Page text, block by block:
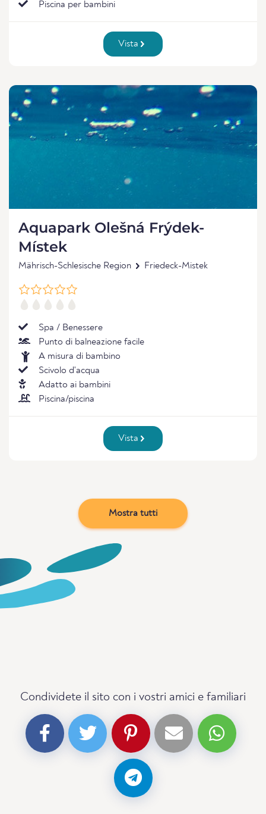
Piscina per bambini
Vista
Aquapark Olešná Frýdek-
Místek
Mährisch-Schlesische Region Friedeck-Mistek
Spa / Benessere
Punto di balneazione facile
A misura di bambino
Scivolo d'acqua
Adatto ai bambini
Piscina/piscina
Vista
Mostra tutti
Condividete il sito con i vostri amici e familiari